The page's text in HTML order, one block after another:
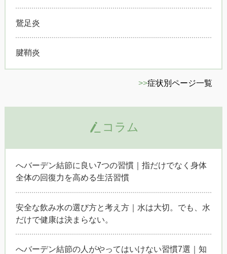
鵞足炎
腱鞘炎
>>症状別ページ一覧
コラム
へバーデン結節に良い7つの習慣｜指だけでなく身体
全体の回復力を高める生活習慣
安全な飲み水の選び方と考え方｜水は大切。でも、水
だけで健康は決まらない。
へバーデン結節の人がやってはいけない習慣7選｜知